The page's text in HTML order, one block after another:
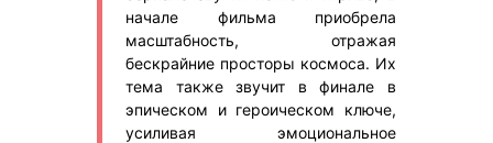
начале фильма приобрела
масштабность, отражая
бескрайние просторы космоса. Их
тема также звучит в финале в
эпическом и героическом ключе,
усиливая эмоциональное